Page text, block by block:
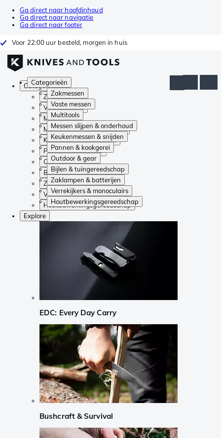
Ga direct naar hoofdinhoud
Ga direct naar navigatie
Ga direct naar footer
Voor 22:00 uur besteld, morgen in huis
Categorieën
Zakmessen
Vaste messen
Multitools
Messen slijpen & onderhoud
Keukenmessen & snijden
Pannen & kookgerei
Outdoor & gear
Bijlen & tuingereedschap
Zaklampen & batterijen
Verrekijkers & monoculairs
Houtbewerkingsgereedschap
Categorieën
Zakmessen
Vaste messen
Multitools
Messen slijpen & onderhoud
Keukenmessen & snijden
Pannen & kookgerei
Outdoor & gear
Bijlen & tuingereedschap
Zaklampen & batterijen
Verrekijkers & monoculairs
Houtbewerkingsgereedschap
Explore
EDC: Every Day Carry
Bushcraft & Survival